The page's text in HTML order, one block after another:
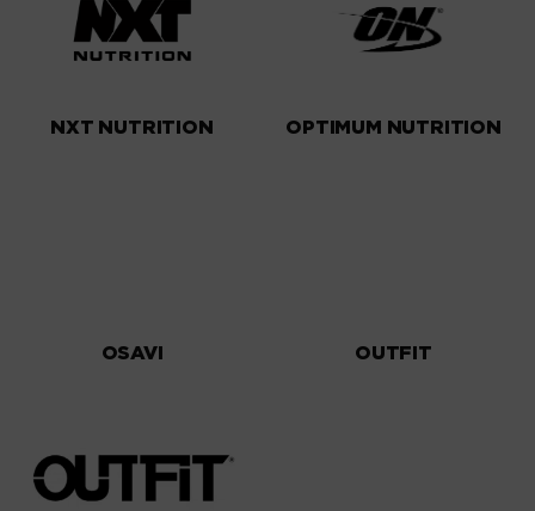
NXT NUTRITION OPTIMUM NUTRITION
OSAVI OUTFIT